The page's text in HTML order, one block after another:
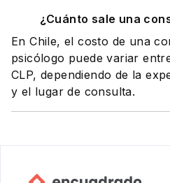
¿Cuánto sale una
En Chile, el costo de una
psicólogo puede variar
CLP, dependiendo de la
y el lugar de consulta.